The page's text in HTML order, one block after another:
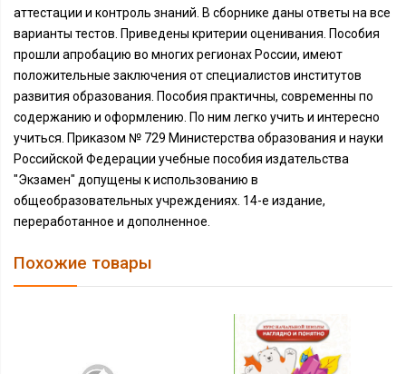
аттестации и контроль знаний. В сборнике даны ответы на все
варианты тестов. Приведены критерии оценивания. Пособия
прошли апробацию во многих регионах России, имеют
положительные заключения от специалистов институтов
развития образования. Пособия практичны, современны по
содержанию и оформлению. По ним легко учить и интересно
учиться. Приказом № 729 Министерства образования и науки
Российской Федерации учебные пособия издательства
"Экзамен" допущены к использованию в
общеобразовательных учреждениях. 14-е издание,
переработанное и дополненное.
Похожие товары